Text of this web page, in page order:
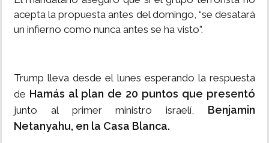
acepta la propuesta antes del domingo, “se desatará
un infierno como nunca antes se ha visto”.
Trump lleva desde el lunes esperando la respuesta
de Hamás al plan de 20 puntos que presentó
junto al primer ministro israelí, Benjamin
Netanyahu, en la Casa Blanca.